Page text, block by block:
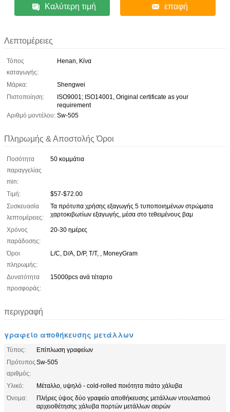
Καλύτερη τιμή επαφή
Λεπτομέρειες
Τόπος
καταγωγής:
Henan, Κίνα
Μάρκα:
Shengwei
Πιστοποίηση:
ISO9001; ISO14001, Original certificate as your
requirement
Αριθμό μοντέλου: Sw-505
Πληρωμής & Αποστολής Όροι
Ποσότητα
παραγγελίας
min:
50 κομμάτια
Τιμή:
$57-$72.00
Συσκευασία
λεπτομέρειες:
Τα πρότυπα χρήσης εξαγωγής 5 τυποποιημένων στρώματα
χαρτοκιβωτίων εξαγωγής, μέσα στο τεθειμένους βαμ
Χρόνος
παράδοσης:
20-30 ημέρες
Όροι
πληρωμής:
L/C, D/A, D/P, T/T, , MoneyGram
Δυνατότητα
προσφοράς:
15000pcs ανά τέταρτο
περιγραφή
γραφείο αποθήκευσης μετάλλων
Τύπος:
Επίπλωση γραφείων
Πρότυπος
αριθμός:
Sw-505
Υλικό:
Μέταλλο, υψηλό - cold-rolled ποιότητα πιάτο χάλυβα
Όνομα:
Πλήρες ύψος δύο γραφείο αποθήκευσης μετάλλων ντουλαπιού
αρχειοθέτησης χάλυβα πορτών μετάλλων σειρών